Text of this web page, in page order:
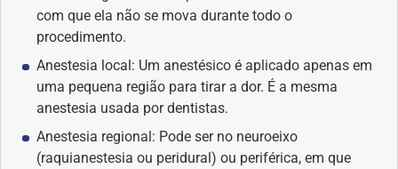
Problemas Neurológicos
Saúde da criança e adolescente
Saúde do coração
Saúde do homem
com que ela não se mova durante todo o
procedimento.
Anestesia local: Um anestésico é aplicado apenas em
uma pequena região para tirar a dor. É a mesma
anestesia usada por dentistas.
Anestesia regional: Pode ser no neuroeixo
(raquianestesia ou peridural) ou periférica, em que